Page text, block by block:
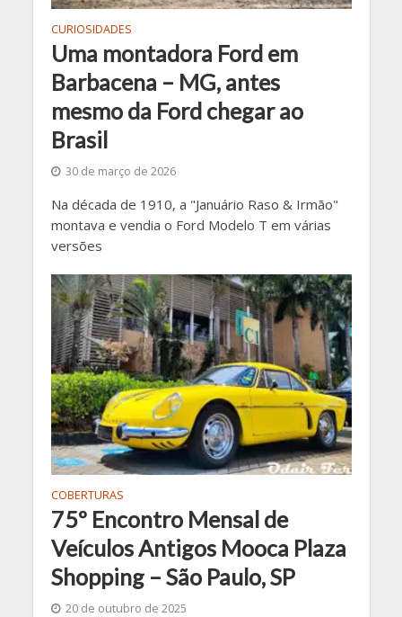
CURIOSIDADES
Uma montadora Ford em
Barbacena – MG, antes
mesmo da Ford chegar ao
Brasil
30 de março de 2026
Na década de 1910, a "Januário Raso & Irmão"
montava e vendia o Ford Modelo T em várias
versões
COBERTURAS
75º Encontro Mensal de
Veículos Antigos Mooca Plaza
Shopping – São Paulo, SP
20 de outubro de 2025